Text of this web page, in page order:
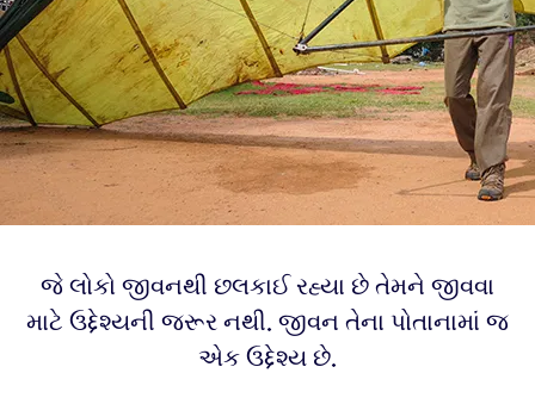
જે લોકો જીવનથી છલકાઈ રહ્યા છે તેમને જીવવા
માટે ઉદ્દેશ્યની જરૂર નથી. જીવન તેના પોતાનામાં જ
એક ઉદ્દેશ્ય છે.